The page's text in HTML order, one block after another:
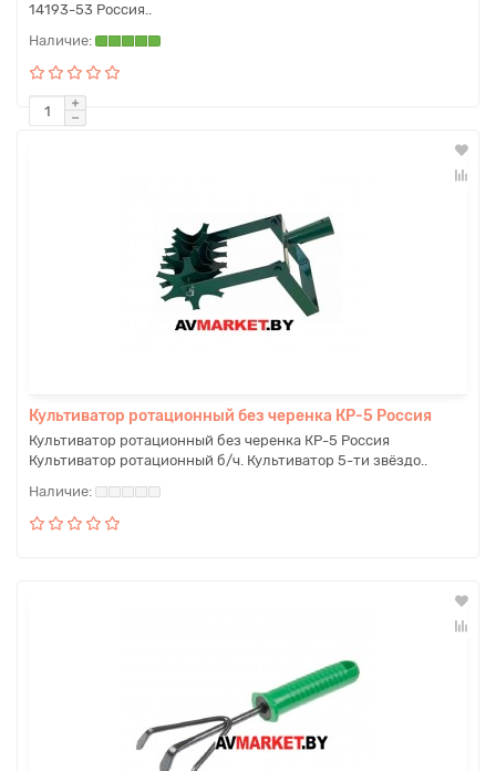
14193-53 Россия..
Культиватор ротационный без черенка КР-5 Россия
Культиватор ротационный без черенка КР-5 Россия
Культиватор ротационный б/ч. Культиватор 5-ти звёздо..